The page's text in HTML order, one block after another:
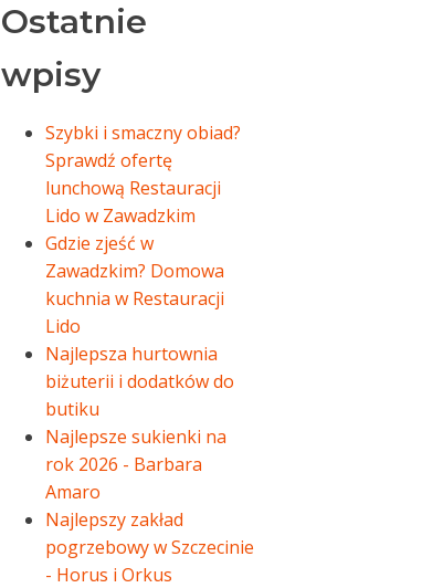
Ostatnie
wpisy
Szybki i smaczny obiad?
Sprawdź ofertę
lunchową Restauracji
Lido w Zawadzkim
Gdzie zjeść w
Zawadzkim? Domowa
kuchnia w Restauracji
Lido
Najlepsza hurtownia
biżuterii i dodatków do
butiku
Najlepsze sukienki na
rok 2026 - Barbara
Amaro
Najlepszy zakład
pogrzebowy w Szczecinie
- Horus i Orkus